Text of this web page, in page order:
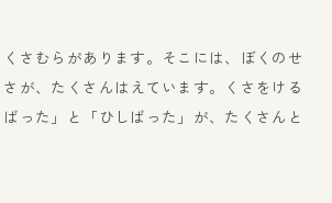
さむらがあります。そこには、ぼくのせ
が、たくさんはえています。くさをける
った」と「ひしばった」が、たくさんと